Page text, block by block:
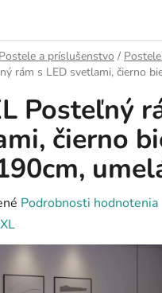
Postele a príslušenstvo /
rám s LED svetlami, čierno
Posteľný
čierno
Podrobnosti hodnotenia